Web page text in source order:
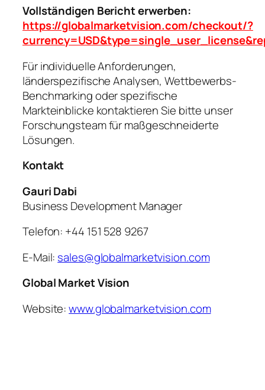
Vollständigen Bericht erwerben:
https://globalmarketvision.com/checkout/?
Für individuelle Anforderungen,
länderspezifische Analysen, Wettbewerbs-
Benchmarking oder spezifische
Markteinblicke kontaktieren Sie bitte unser
Forschungsteam für maßgeschneiderte
Lösungen.
Kontakt
Gauri Dabi
Business Development Manager
Telefon: +44 151 528 9267
E-Mail: sales@globalmarketvision.com
Global Market Vision
Website:www.globalmarketvision.com